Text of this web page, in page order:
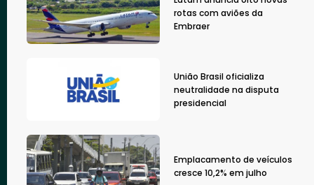
rotas com aviões da
Embraer
União Brasil oficializa
neutralidade na disputa
presidencial
Emplacamento de veículos
cresce 10,2% em julho